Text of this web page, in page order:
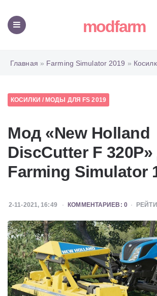
modfarm
Главная » Farming Simulator 2019 »
КОСИЛКИ / МОДЫ ДЛЯ FS 2019
Мод «New Holland
DiscCutter F
Farming Simulator
2-11-2021, 16:49 КОММЕНТАРИЕВ: 0